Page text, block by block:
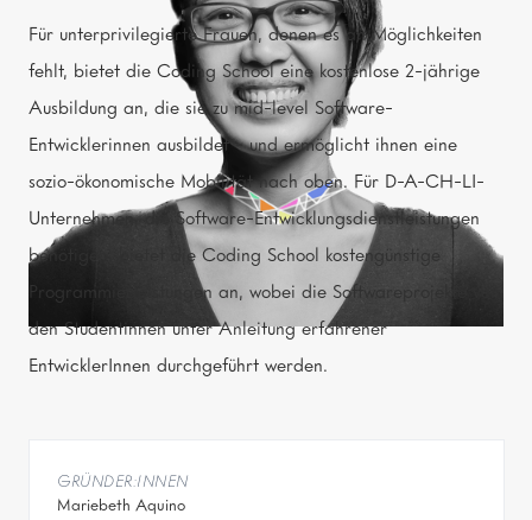
Für unterprivilegierte Frauen, denen es an Möglichkeiten
fehlt, bietet die Coding School eine kostenlose 2-jährige
Ausbildung an, die sie zu mid-level Software-
Entwicklerinnen ausbildet - und ermöglicht ihnen eine
sozio-ökonomische Mobilität nach oben. Für D-A-CH-LI-
Unternehmen, die Software-Entwicklungsdienstleistungen
benötigen, bietet die Coding School kostengünstige
Programmierleistungen an, wobei die Softwareprojekte von
den Studentinnen unter Anleitung erfahrener
EntwicklerInnen durchgeführt werden.
GRÜNDER:INNEN
Mariebeth Aquino